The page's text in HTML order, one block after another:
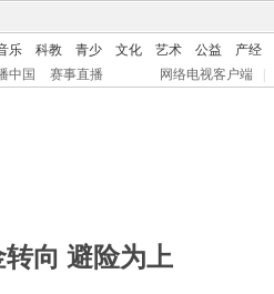
乐 科教 青少 文化 艺术 公益 产经
中国 赛事直播 网络电视客户端
转向 避险为上